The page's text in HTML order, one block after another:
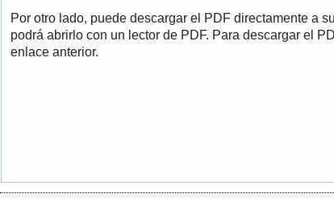
Por otro lado, puede descargar el PDF directamente a
podrá abrirlo con un lector de PDF. Para descargar el
enlace anterior.